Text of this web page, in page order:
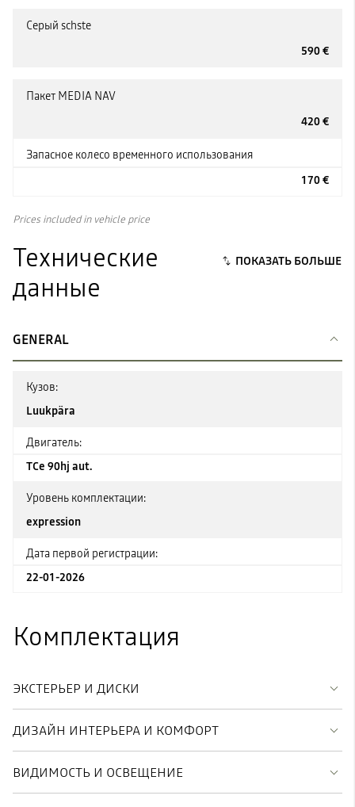
Серый schste
590 €
Пакет MEDIA NAV
420 €
Запасное колесо временного использования
170 €
Prices included in vehicle price
Технические
данные
GENERAL
Кузов:
Luukpära
Двигатель:
TCe 90hj aut.
Уровень комплектации:
expression
Дата первой регистрации:
22-01-2026
Комплектация
ЭКСТЕРЬЕР И ДИСКИ
ДИЗАЙН ИНТЕРЬЕРА И КОМФОРТ
ВИДИМОСТЬ И ОСВЕЩЕНИЕ